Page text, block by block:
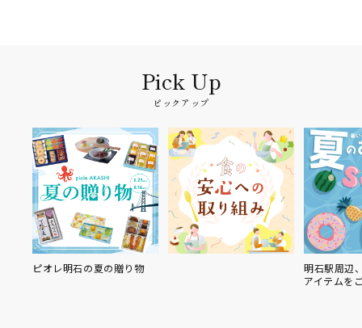
ピックアップ
ピオレ明石の夏の贈り物
明石駅周辺
アイテムを